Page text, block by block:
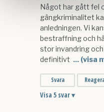
samlat in när du har
Om du vill läsa mer om
kan du göra dethär.